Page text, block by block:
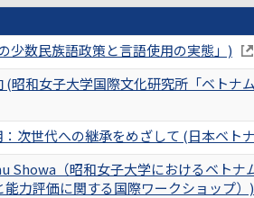
少数民族語政策と言語使用の実態」)
昭和女子大学国際文化研究所「ベト
次世代への継承をめざして (日本ベト
（昭和女子大学におけるベト
力評価に関する国際ワークショップ）)